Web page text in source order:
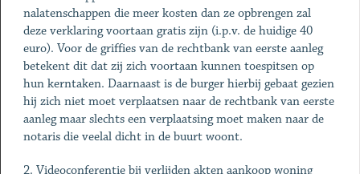
nalatenschappen die meer kosten dan ze opbrengen zal
deze verklaring voortaan gratis zijn (i.p.v. de huidige 40
euro). Voor de griffies van de rechtbank van eerste aanleg
betekent dit dat zij zich voortaan kunnen toespitsen op
hun kerntaken. Daarnaast is de burger hierbij gebaat gezien
hij zich niet moet verplaatsen naar de rechtbank van eerste
aanleg maar slechts een verplaatsing moet maken naar de
notaris die veelal dicht in de buurt woont.
2. Videoconferentie bij verlijden akten aankoop woning